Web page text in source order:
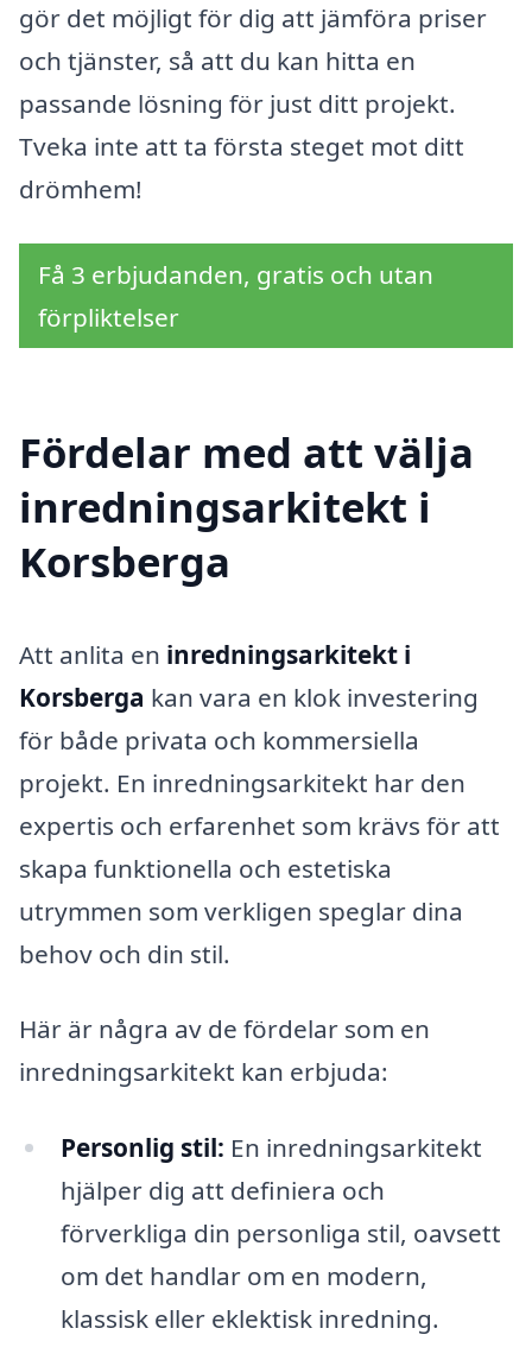
gör det möjligt för dig att jämföra priser
och tjänster, så att du kan hitta en
passande lösning för just ditt projekt.
Tveka inte att ta första steget mot ditt
drömhem!
Få 3 erbjudanden, gratis och utan
förpliktelser
Fördelar med att välja
inredningsarkitekt i
Korsberga
Att anlita en inredningsarkitekt i
Korsberga kan vara en klok investering
för både privata och kommersiella
projekt. En inredningsarkitekt har den
expertis och erfarenhet som krävs för att
skapa funktionella och estetiska
utrymmen som verkligen speglar dina
behov och din stil.
Här är några av de fördelar som en
inredningsarkitekt kan erbjuda:
Personlig stil: En inredningsarkitekt
hjälper dig att definiera och
förverkliga din personliga stil, oavsett
om det handlar om en modern,
klassisk eller eklektisk inredning.